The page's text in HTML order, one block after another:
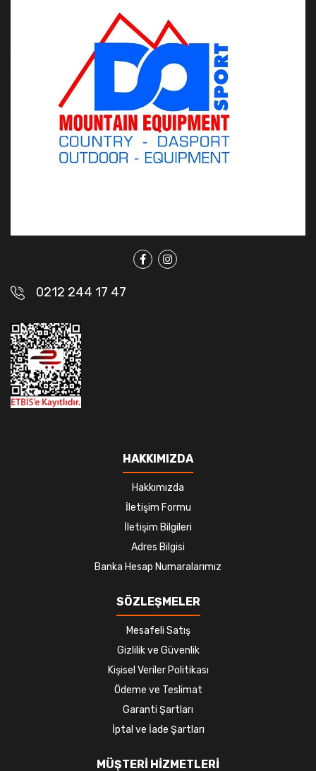
0212 244 17 47
HAKKIMIZDA
Hakkımızda
İletişim Formu
İletişim Bilgileri
Adres Bilgisi
Banka Hesap Numaralarımız
SÖZLEŞMELER
Mesafeli Satış
Gizlilik ve Güvenlik
Kişisel Veriler Politikası
Ödeme ve Teslimat
Garanti Şartları
İptal ve İade Şartları
MÜŞTERİ HİZMETLERİ